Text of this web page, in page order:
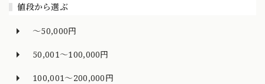
値段から選ぶ
～50,000円
50,001～100,000円
100,001～200,000円